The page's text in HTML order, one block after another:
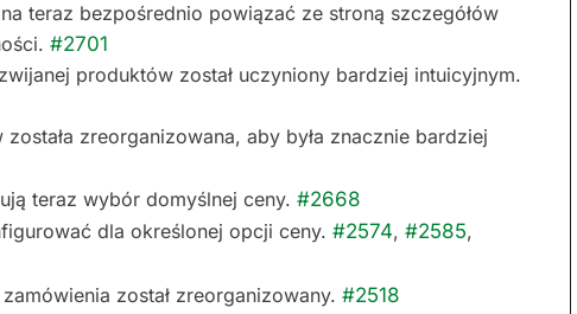
teraz bezpośrednio powiązać ze stroną szczegółów
#2701
produktów został uczyniony bardziej intuicyjnym.
zreorganizowana, aby była znacznie bardziej
teraz wybór domyślnej ceny. #2668
dla określonej opcji ceny. #2574, #2585,
został zreorganizowany. #2518